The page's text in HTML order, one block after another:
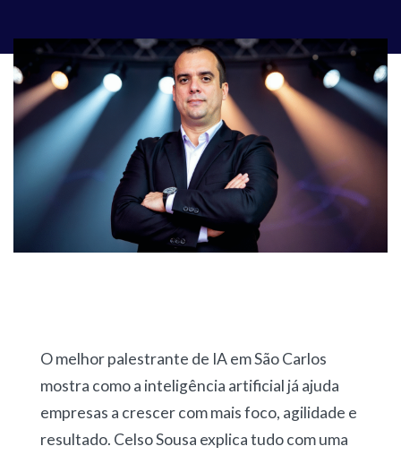
O melhor palestrante de IA em São Carlos
mostra como a inteligência artificial já ajuda
empresas a crescer com mais foco, agilidade e
resultado. Celso Sousa explica tudo com uma